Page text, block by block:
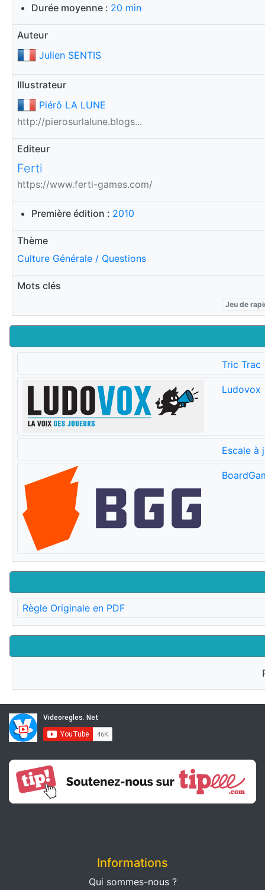
Durée moyenne : 20 min
Auteur
Julien SENTIS
Illustrateur
Piérô LA LUNE
http://pierosurlalune.blogs...
Editeur
Ferti
https://www.ferti-games.com/
Première édition : 2010
Thème
Culture Générale / Questions
Mots clés
Jeu de
Tric Trac
Ludovox
Escale à
Règle Originale en PDF
Informations
Qui sommes-nous ?